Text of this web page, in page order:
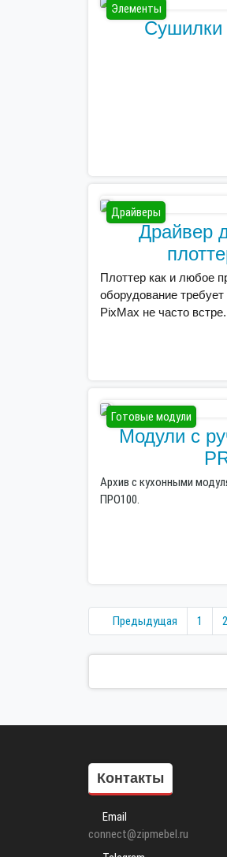
Элементы
Сушилки
Драйверы
Драйвер
Плоттер как и любое
оборудование
PixMax не часто
Готовые модули
Модули с
Архив с кухонными
ПРО100.
Предыдущая 1 2
Контакты
Email
connect@zipmebel.ru